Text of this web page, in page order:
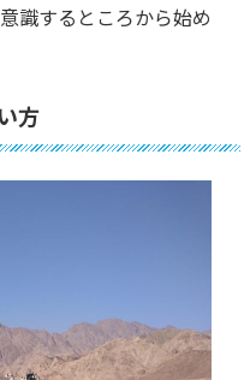
識するところから始め
方